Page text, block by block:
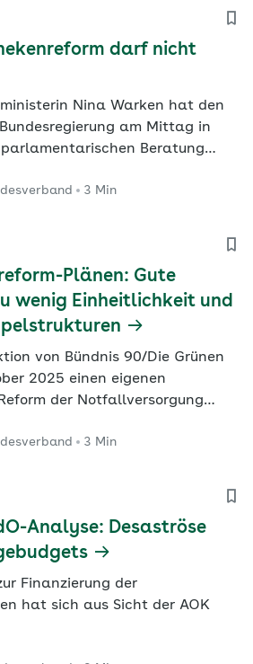
darf nicht
Nina Warken hat den
am Mittag in
Beratung
3 Min
Plänen: Gute
wenig Einheitlichkeit und
von Bündnis 90/Die Grünen
2025 einen eigenen
der Notfallversorgung
des Bundestages eine
3 Min
Analyse: Desaströse
Finanzierung der
hat sich aus Sicht der AOK